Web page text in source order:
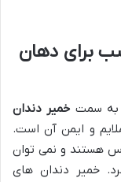
برای دهان
به سمت خمیر دندان
و ایمن آن است.
هستند و نمی توان
خمیر دندان های